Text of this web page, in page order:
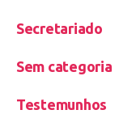
Secretariado
Sem categoria
Testemunhos